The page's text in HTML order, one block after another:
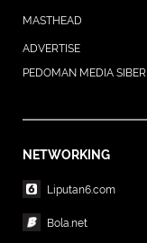
MASTHEAD
ADVERTISE
PEDOMAN MEDIA SIBER
NETWORKING
Liputan6.com
Bola.net